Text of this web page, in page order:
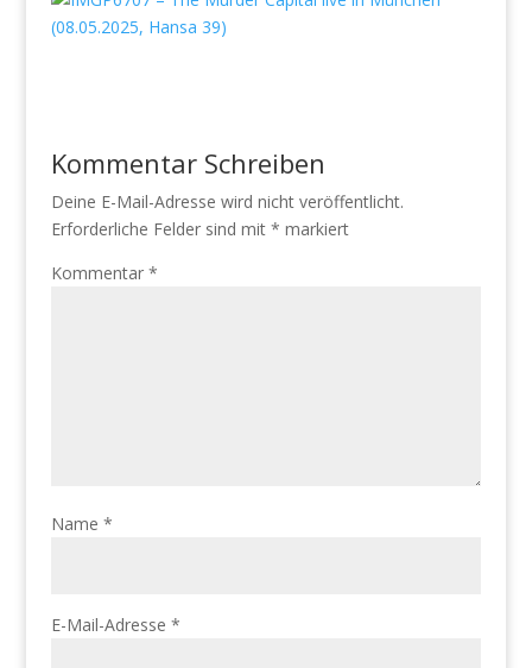
Kommentar Schreiben
Deine E-Mail-Adresse wird nicht veröffentlicht.
Erforderliche Felder sind mit * markiert
Kommentar *
Name *
E-Mail-Adresse *